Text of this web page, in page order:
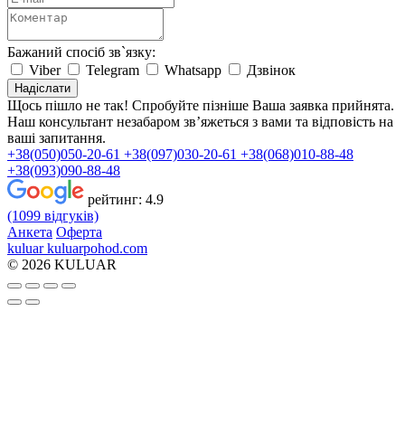
Бажаний спосіб зв`язку:
Viber
Telegram Whatsapp Дзвінок
Надіслати
Щось пішло не так! Спробуйте пізніше Ваша заявка прийнята.
Наш консультант незабаром зв’яжеться з вами та відповість на
ваші запитання.
+38(050)050-20-61 +38(097)030-20-61 +38(068)010-88-48
+38(093)090-88-48
рейтинг: 4.9
(1099 відгуків)
Анкета Оферта
kuluar kuluarpohod.com
© 2026 KULUAR